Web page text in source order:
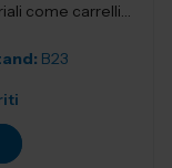
come carrelli
B23